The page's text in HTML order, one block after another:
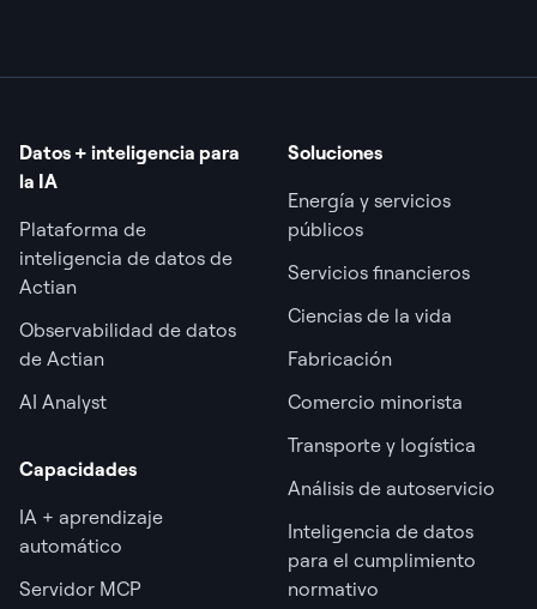
Datos + inteligencia para
la IA
Plataforma de
inteligencia de datos de
Actian
Observabilidad de datos
de Actian
AI Analyst
Capacidades
IA + aprendizaje
automático
Servidor MCP
Soluciones
Energía y servicios
públicos
Servicios financieros
Ciencias de la vida
Fabricación
Comercio minorista
Transporte y logística
Análisis de autoservicio
Inteligencia de datos
para el cumplimiento
normativo